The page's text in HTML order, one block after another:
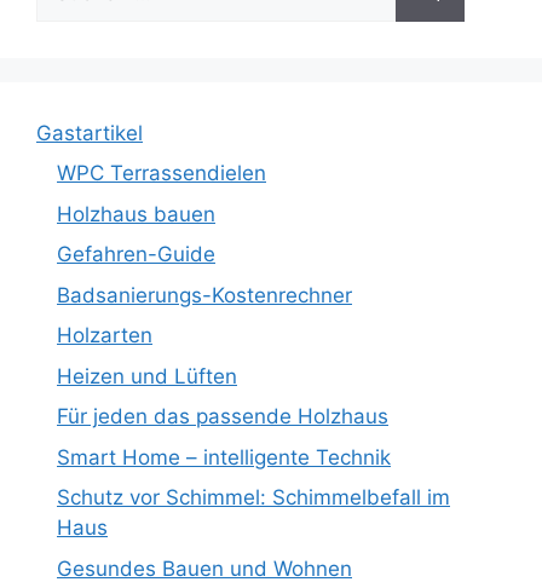
nach:
Gastartikel
WPC Terrassendielen
Holzhaus bauen
Gefahren-Guide
Badsanierungs-Kostenrechner
Holzarten
Heizen und Lüften
Für jeden das passende Holzhaus
Smart Home – intelligente Technik
Schutz vor Schimmel: Schimmelbefall im
Haus
Gesundes Bauen und Wohnen